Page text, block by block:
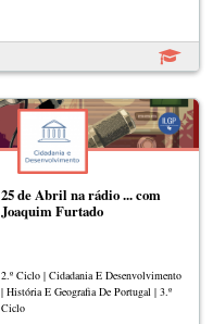
25 de Abril na rádio ... com
Joaquim Furtado
2.º Ciclo | Cidadania E Desenvolvimento
| História E Geografia De Portugal | 3.º
Ciclo